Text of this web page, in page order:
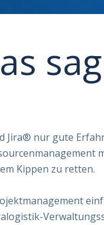
Jira® nur gute
Kippen zu retten.